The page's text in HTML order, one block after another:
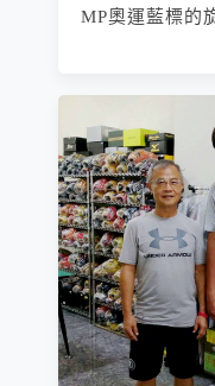
MP奧運藍標的